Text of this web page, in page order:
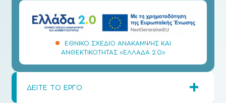
ΕΘΝΙΚΌ ΣΧΈΔΙΟ ΑΝΆΚΑΜΨΗΣ ΚΑΙ
ΑΝΘΕΚΤΙΚΌΤΗΤΑΣ «ΕΛΛΆΔΑ 2.0»
+
ΔΕΙΤΕ ΤΟ ΕΡΓΟ